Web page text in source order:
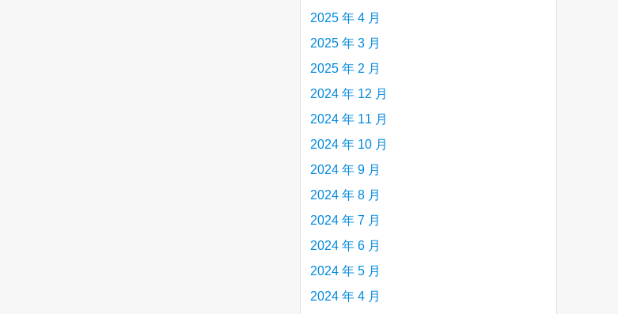
2025 年 4 月
2025 年 3 月
2025 年 2 月
2024 年 12 月
2024 年 11 月
2024 年 10 月
2024 年 9 月
2024 年 8 月
2024 年 7 月
2024 年 6 月
2024 年 5 月
2024 年 4 月